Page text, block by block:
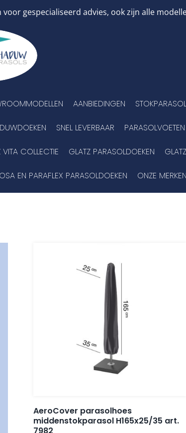
voor gespecialiseerd advies, ook zijn alle
AANBIEDINGEN
SNEL LEVERBAAR PARASOLVOETEN
VITA COLLECTIE GLATZ PARASOLDOEKEN
EN PARAFLEX PARASOLDOEKEN ONZE MERKEN
AeroCover parasolhoes
middenstokparasol H165x25/35 art.